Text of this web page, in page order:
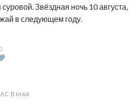
Звёздная ночь 10 августа,
в следующем году.
0
В MAX